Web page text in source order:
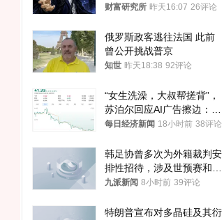
财富研究所 昨天16:07 26评论
俄罗斯政客逃往法国 此前
曾公开挑战普京
知世 昨天18:38 92评论
“女生洗澡，大叔帮搓背”，
苏泊尔回应AI广告擦边：视
频全下架，已强化内容管理
每日经济新闻 18小时前 38评论
韩足协曾多次为外籍裁判安
排性招待，涉及世预赛和奥
预赛，韩足协回应
九派新闻 8小时前 39评论
特朗普宣布对多晶硅及其衍